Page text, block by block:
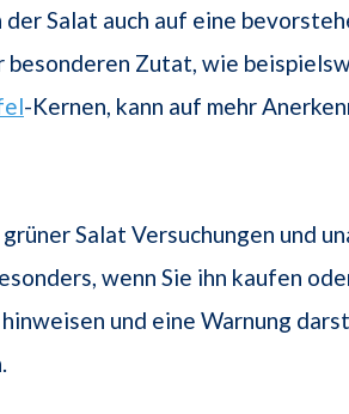
Salat auch auf eine
besonderen Zutat, wie
-Kernen, kann auf mehr
Salat Versuchungen und
wenn Sie ihn kaufen
hinweisen und eine Warnung